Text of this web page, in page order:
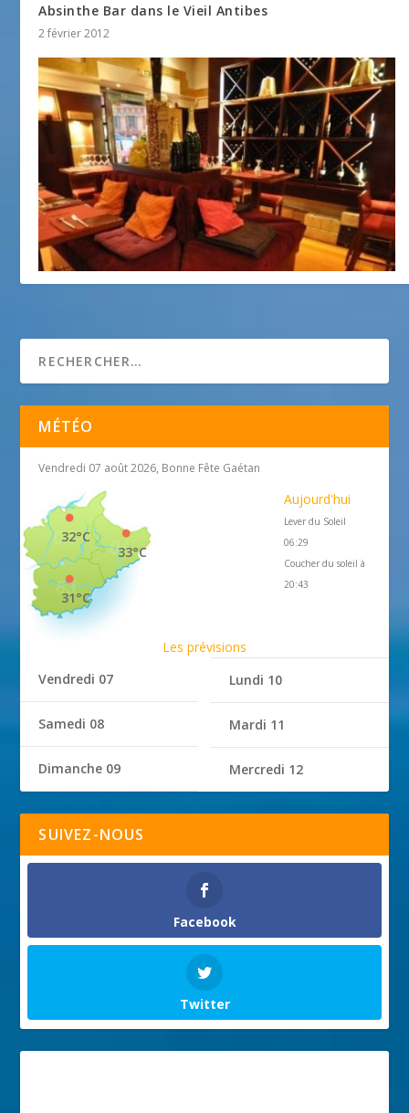
Absinthe Bar dans le Vieil Antibes
2 février 2012
MÉTÉO
Vendredi 07 août 2026, Bonne Fête Gaétan
33°C
32°C
31°C
Aujourd'hui
Lever du Soleil
06:29
Coucher du soleil à
20:43
Les prévisions
Vendredi 07
Samedi 08
Dimanche 09
Lundi 10
Mardi 11
Mercredi 12
SUIVEZ-NOUS
Facebook
Twitter